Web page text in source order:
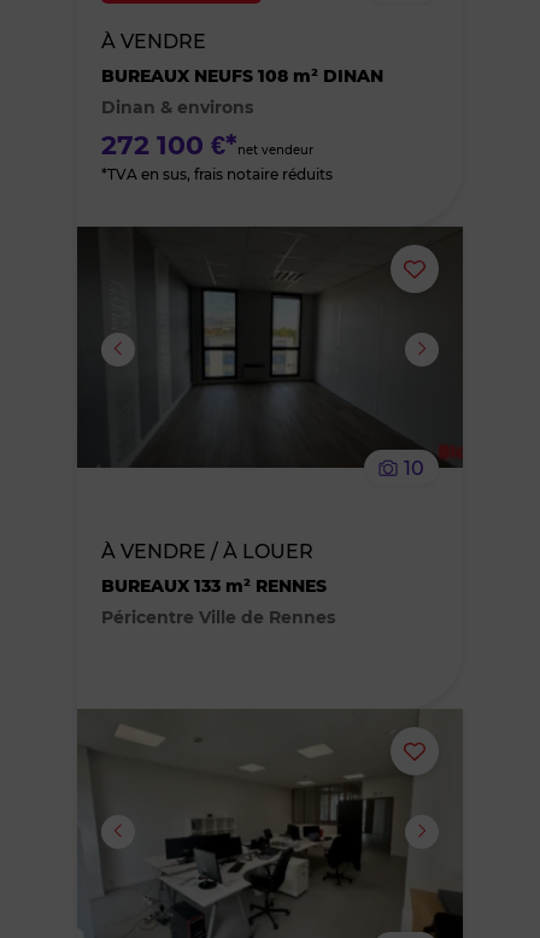
À VENDRE
BUREAUX NEUFS 108 m² DINAN
Dinan & environs
272 100 €*net vendeur
*TVA en sus, frais notaire réduits
Ajouter
ou
10
À VENDRE / À LOUER
BUREAUX 133 m² RENNES
Péricentre Ville de Rennes
Ajouter
le